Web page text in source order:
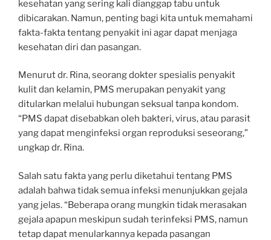
kesehatan yang sering kali dianggap tabu untuk
dibicarakan. Namun, penting bagi kita untuk memahami
fakta-fakta tentang penyakit ini agar dapat menjaga
kesehatan diri dan pasangan.
Menurut dr. Rina, seorang dokter spesialis penyakit
kulit dan kelamin, PMS merupakan penyakit yang
ditularkan melalui hubungan seksual tanpa kondom.
“PMS dapat disebabkan oleh bakteri, virus, atau parasit
yang dapat menginfeksi organ reproduksi seseorang,”
ungkap dr. Rina.
Salah satu fakta yang perlu diketahui tentang PMS
adalah bahwa tidak semua infeksi menunjukkan gejala
yang jelas. “Beberapa orang mungkin tidak merasakan
gejala apapun meskipun sudah terinfeksi PMS, namun
tetap dapat menularkannya kepada pasangan